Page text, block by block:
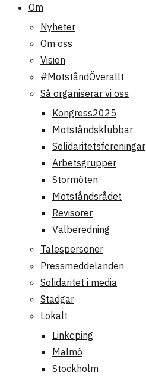
Om
Nyheter
Om oss
Vision
#MotståndÖverallt
Så organiserar vi oss
Kongress2025
Motståndsklubbar
Solidaritetsföreningar
Arbetsgrupper
Stormöten
Motståndsrådet
Revisorer
Valberedning
Talespersoner
Pressmeddelanden
Solidaritet i media
Stadgar
Lokalt
Linköping
Malmö
Stockholm